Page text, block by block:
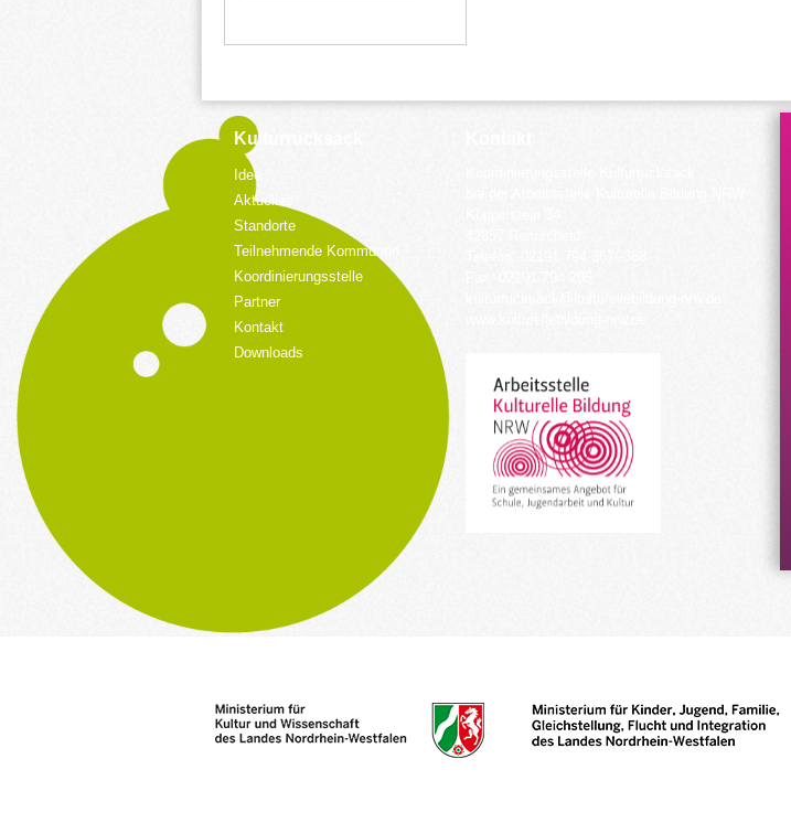
Kulturrucksack
Idee
Aktuelles
Standorte
Teilnehmende Kommunen
Koordinierungsstelle
Partner
Kontakt
Downloads